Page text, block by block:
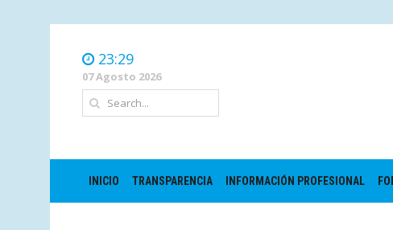
23:29
07 Agosto 2026
INICIO TRANSPARENCIA INFORMACIÓN PROFESIONAL